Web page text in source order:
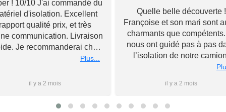
! 10/10 J'ai commandé du
d'isolation. Excellent
rapport qualité prix, et très
communication. Livraison
Je recommanderai chez
Toupourvan ! Merci bcpPlus...
il y a 2 mois
Quelle belle découverte !
Françoise et son mari sont
charmants que
nous ont guidé pas à pas
l’isolation de notre
Souriants et à l’écoute, ils
conseils et n’ont pas hésité
il y a 2 mois